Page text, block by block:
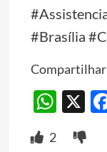
#Brasília
Compartilhar
X
2